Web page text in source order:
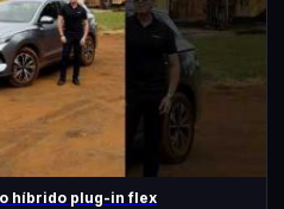
híbrido plug-in flex